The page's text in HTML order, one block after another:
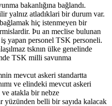
bakanlığına bağlandı.
yalnız atladıklari bir durum var.
hiç istenmeyen bir
Þu an meclise bulunan
yapan personel TSK personeli.
tsknın ülke genelinde
TSK milli savunma
mevcut askeri standartta
ve elindeki mevcut askeri
ve atakla bir nebze
yüzünden belli bir sayıda kalacak